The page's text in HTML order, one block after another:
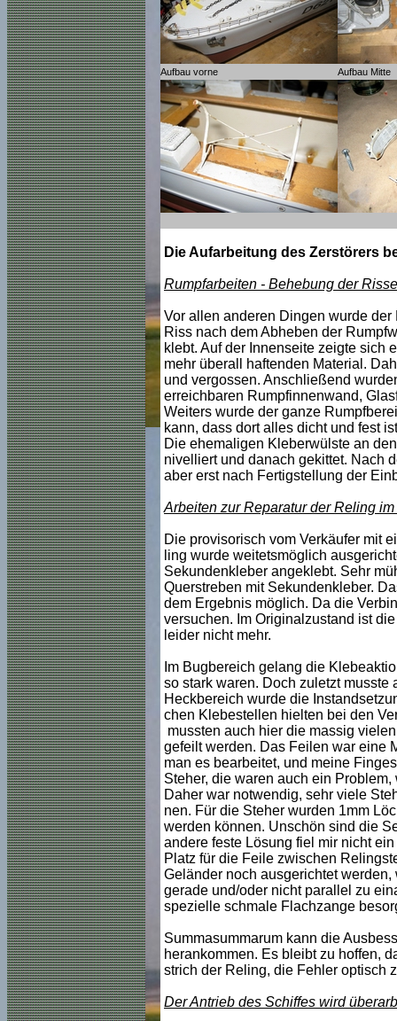
Aufbau vorne Aufbau Mitte
Die Aufarbeitung des Zerstörers
Rumpfarbeiten - Behebung der Risse
Vor allen anderen Dingen wurde
Riss nach dem Abheben der
klebt. Auf der Innenseite zeigte sich
mehr überall haftenden Material.
und vergossen. Anschließend
erreichbaren Rumpfinnenwand,
Weiters wurde der ganze
kann, dass dort alles dicht und fest
Die ehemaligen Kleberwülste an
nivelliert und danach gekittet. Nach
aber erst nach Fertigstellung der
Arbeiten zur Reparatur der Reling
Die provisorisch vom Verkäufer mit
ling wurde weitetsmöglich
Sekundenkleber angeklebt. Sehr
Querstreben mit Sekundenkleber.
dem Ergebnis möglich. Da die
versuchen. Im Originalzustand ist
leider nicht mehr.
Im Bugbereich gelang die
so stark waren. Doch zuletzt
Heckbereich wurde die
chen Klebestellen hielten bei den
mussten auch hier die massig
gefeilt werden. Das Feilen war eine
man es bearbeitet, und meine
Steher, die waren auch ein
Daher war notwendig, sehr viele
nen. Für die Steher wurden 1mm
werden können. Unschön sind die
andere feste Lösung fiel mir nicht
Platz für die Feile zwischen
Geländer noch ausgerichtet
gerade und/oder nicht parallel zu
spezielle schmale Flachzange
Summasummarum kann die
herankommen. Es bleibt zu hoffen,
strich der Reling, die Fehler optisch
Der Antrieb des Schiffes wird